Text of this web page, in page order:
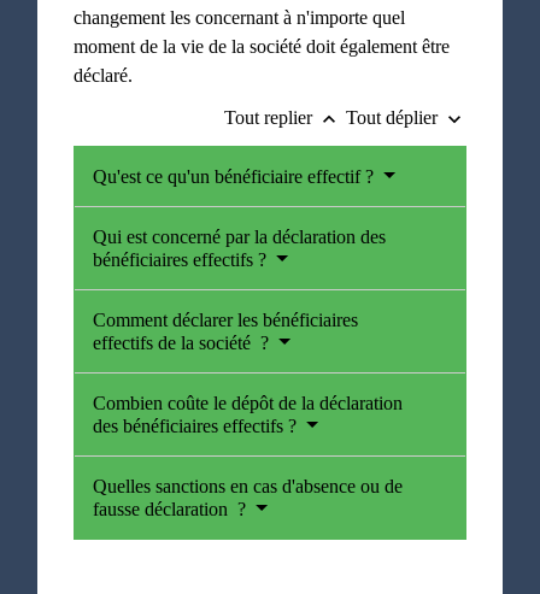
changement les concernant à n'importe quel
moment de la vie de la société doit également être
déclaré.
Tout replier keyboard_arrow_up Tout déplier keyboard_arrow_down
Qu'est ce qu'un bénéficiaire effectif ?
Qui est concerné par la déclaration des
bénéficiaires effectifs ?
Comment déclarer les bénéficiaires
effectifs de la société ?
Combien coûte le dépôt de la déclaration
des bénéficiaires effectifs ?
Quelles sanctions en cas d'absence ou de
fausse déclaration ?